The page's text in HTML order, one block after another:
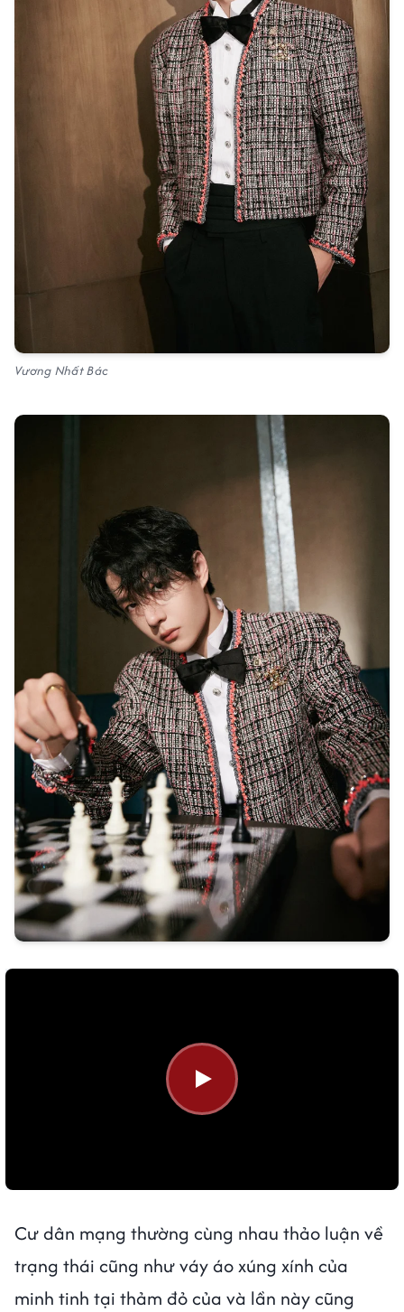
Vương Nhất Bác
Cư dân mạng thường cùng nhau thảo luận về
trạng thái cũng như váy áo xúng xính của
minh tinh tại thảm đỏ của và lần này cũng